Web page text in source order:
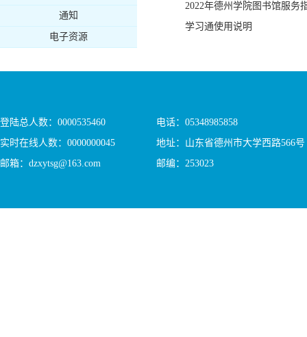
通知
电子资源
2022年德州学院图书馆服务
学习通使用说明
登陆总人数： 0000535460
实时在线人数： 0000000045
邮箱：dzxytsg@163.com
电话：05348985858
地址：山东省德州市大学西路566号
邮编：253023